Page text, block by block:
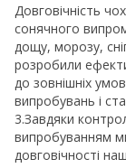
Довговічність
сонячного
дощу, морозу,
розробили
до зовнішніх
випробувань і
3.Завдяки
випробуванням
довговічності